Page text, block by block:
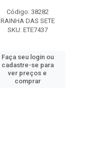
Código: 38282
RAINHA DAS SETE
SKU: ETE7437
Faça seu login ou
cadastre-se para
ver preços e
comprar